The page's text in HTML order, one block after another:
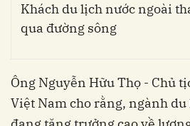
Khách du lịch nước ngoài
qua đường sông
Ông Nguyễn Hữu Thọ - Chủ
Việt Nam cho rằng, ngành